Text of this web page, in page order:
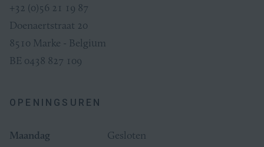
+32 (0)56 21 19 87
Doenaertstraat 20
8510 Marke - Belgium
BE 0438 827 109
OPENINGSUREN
Maandag
Gesloten